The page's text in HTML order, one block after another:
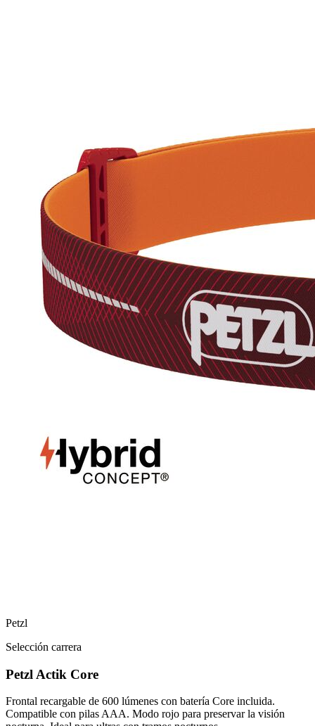
Petzl
Selección carrera
Petzl Actik Core
Frontal recargable de 600 lúmenes con batería Core incluida.
Compatible con pilas AAA. Modo rojo para preservar la visión